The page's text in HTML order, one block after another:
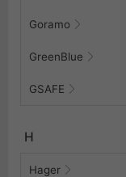
Goramo
GreenBlue
GSAFE
H
Hager